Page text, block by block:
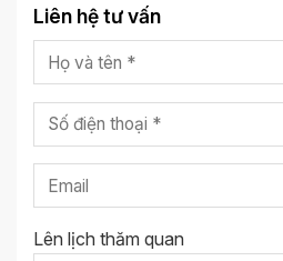
Liên hệ tư vấn
Lên lịch thăm quan